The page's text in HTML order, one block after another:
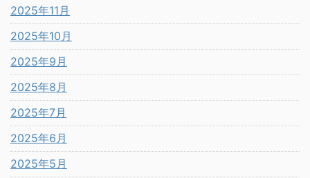
2025年11月
2025年10月
2025年9月
2025年8月
2025年7月
2025年6月
2025年5月